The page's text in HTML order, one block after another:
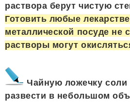
раствора берут чистую
Готовить любые
металлической посуде не
растворы могут
Чайную ложечку
развести в небольшом